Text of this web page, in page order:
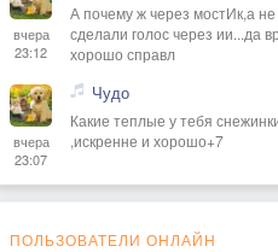
вчера
23:12
А почему ж через мостИк,а
сделали голос через ии...да
хорошо справл
вчера
23:07
Чудо
Какие теплые у тебя
,искренне и хорошо+7
ПОЛЬЗОВАТЕЛИ ОНЛАЙН